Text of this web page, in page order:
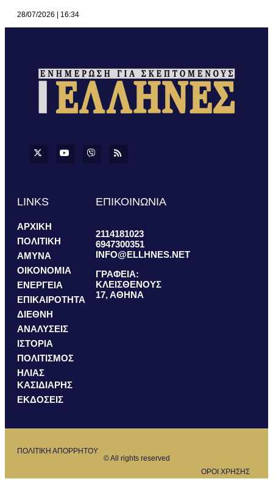
28/07/2026 16:34
LINKS
ΑΡΧΙΚΗ
ΠΟΛΙΤΙΚΗ
ΑΜΥΝΑ
ΟΙΚΟΝΟΜΙΑ
ΕΝΕΡΓΕΙΑ
ΕΠΙΚΑΙΡΟΤΗΤΑ
ΔΙΕΘΝΗ
ΑΝΑΛΥΣΕΙΣ
ΙΣΤΟΡΙΑ
ΠΟΛΙΤΙΣΜΟΣ
ΗΛΙΑΣ
ΚΑΣΙΔΙΑΡΗΣ
ΕΚΔΟΣΕΙΣ
ΕΠΙΚΟΙΝΩΝΙΑ
2114181023
6947300351
INFO@ELLHNES.NET
ΓΡΑΦΕΙΑ:
ΚΛΕΙΣΘΕΝΟΥΣ
17, ΑΘΗΝΑ
ΠΟΛΙΤΙΚΗ ΑΠΟΡΡΗΤΟΥ
© All rights reserved
ΟΡΟΙ ΧΡΗΣΗΣ